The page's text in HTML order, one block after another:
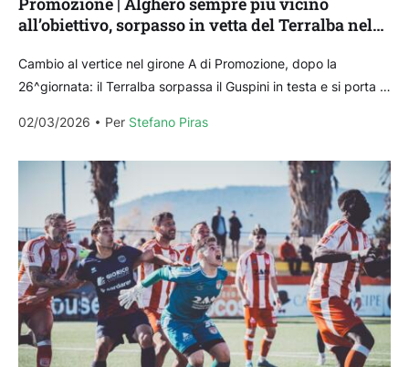
all’obiettivo, sorpasso in vetta del Terralba nel
Cambio al vertice nel girone A di Promozione, dopo la
26^giornata: il Terralba sorpassa il Guspini in testa e si porta al
02/03/2026
Per Stefano Piras